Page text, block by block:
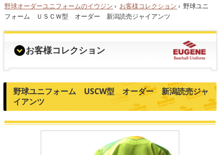
野球オーダーユニフォームのイウジン › お客様コレクション › 野球ユニ
フォーム ＵＳＣＷ型 オーダー 新潟読売ジャイアンツ
お客様コレクション
野球ユニフォーム USCW型 オーダー 新潟読売ジャ
イアンツ